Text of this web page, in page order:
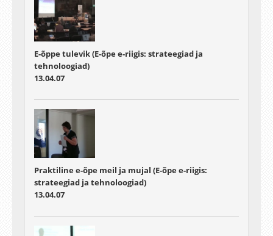
E-õppe tulevik (E-õpe e-riigis: strateegiad ja
tehnoloogiad)
13.04.07
Praktiline e-õpe meil ja mujal (E-õpe e-riigis:
strateegiad ja tehnoloogiad)
13.04.07